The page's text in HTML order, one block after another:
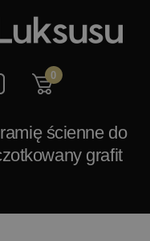
0
ścienne do
grafit